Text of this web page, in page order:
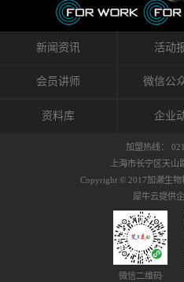
们分析解
KINESIO
原因，简
括：1）
能会给皮
坏，各种
态下，细
间传递适
因子级联
者甚至提
自然愈合
恶化的环
决这些问
疗法）的
（抑制热
作出来。
Tappling®
长时间给
官。研究
且柔软的
流体的空
最大的脏
内流通，
周围进行
到辅助修
膜，韧带
体力学理
人流体力
的纤细筋
新闻资讯 活动
会员讲师 微信公
资料库 企业
加盟热线：
上海市长宁区天山
Copyright © 2017加濑生物
犀牛云提供
微信二维码